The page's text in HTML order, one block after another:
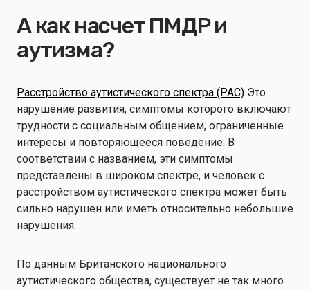
А как насчет ПМДР и
аутизма?
Расстройство аутистического спектра (РАС) Это
нарушение развития, симптомы которого включают
трудности с социальным общением, ограниченные
интересы и повторяющееся поведение. В
соответствии с названием, эти симптомы
представлены в широком спектре, и человек с
расстройством аутистического спектра может быть
сильно нарушен или иметь относительно небольшие
нарушения.
По данным Британского национального
аутистического общества, существует не так много